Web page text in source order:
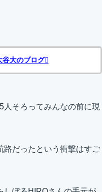
谷大のブログ
人そろってみんなの前に現
路だったという衝撃はすご